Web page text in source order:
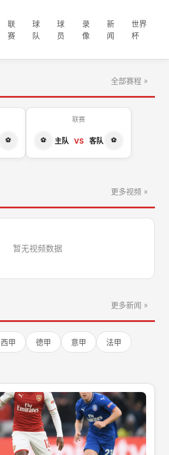
联
赛
球
队
球
员
录
像
新
闻
世界
杯
全部赛程 »
联赛
主队 VS 客队
更多视频 »
暂无视频数据
更多新闻 »
西甲 德甲 意甲 法甲